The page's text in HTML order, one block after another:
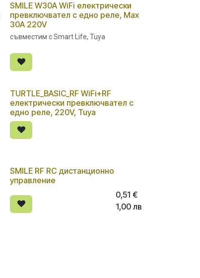
SMILE W30A WiFi електрически
превключвател с едно реле, Max
30A 220V
съвместим с Smart Life, Tuya
Изчерпано количество
TURTLE_BASIC_RF WiFi+RF
електрически превключвател с
едно реле, 220V, Tuya
Изчерпано количество
SMILE RF RC дистанционно
управление
0,51 €
1,00лв